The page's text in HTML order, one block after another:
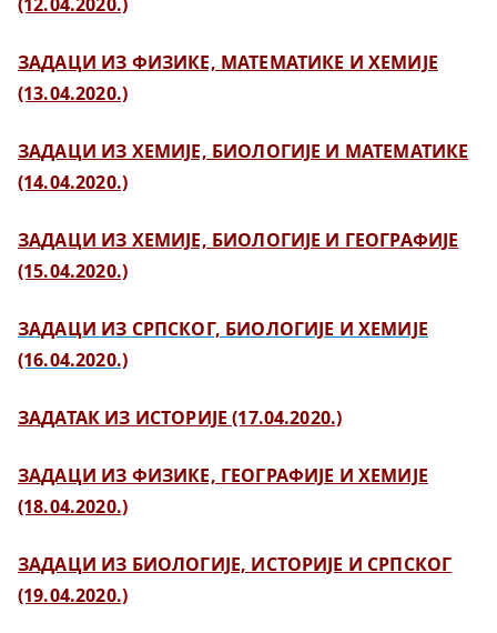
ЗАДАЦИ ИЗ ФИЗИКЕ, МАТЕМАТИКЕ И ХЕМИЈЕ
(13.04.2020.)
ЗАДАЦИ ИЗ ХЕМИЈЕ, БИОЛОГИЈЕ И МАТЕМАТИКЕ
(14.04.2020.)
ЗАДАЦИ ИЗ ХЕМИЈЕ, БИОЛОГИЈЕ И ГЕОГРАФИЈЕ
(15.04.2020.)
ЗАДАЦИ ИЗ СРПСКОГ, БИОЛОГИЈЕ И ХЕМИЈЕ
(16.04.2020.)
ЗАДАТАК ИЗ ИСТОРИЈЕ (17.04.2020.)
ЗАДАЦИ ИЗ ФИЗИКЕ, ГЕОГРАФИЈЕ И ХЕМИЈЕ
(18.04.2020.)
ЗАДАЦИ ИЗ БИОЛОГИЈЕ, ИСТОРИЈЕ И СРПСКОГ
(19.04.2020.)